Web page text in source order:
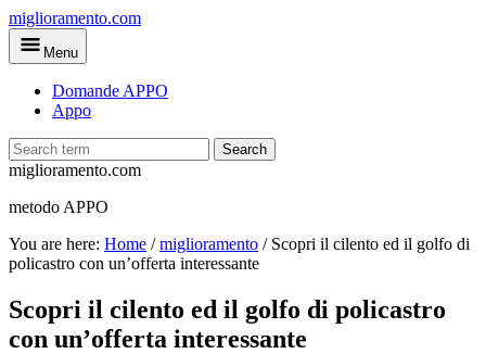
Skip
to
main
miglioramento.com
Menu
Domande APPO
Appo
Search
miglioramento.com
metodo APPO
You are here: Home /miglioramento / Scopri il cilento ed il golfo di
policastro con un’offerta interessante
Scopri il cilento ed il golfo di policastro
con un’offerta interessante